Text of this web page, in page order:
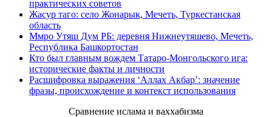
практических советов
Жасур таго: село Жонарык, Мечеть, Туркестанская
область
Ммро Утяш Дум РБ: деревня Нижнеутяшево, Мечеть,
Республика Башкортостан
Кто был главным вождем Татаро-Монгольского ига:
исторические факты и личности
Расшифровка выражения ‘Аллах Акбар’: значение
фразы, происхождение и контекст использования
Сравнение ислама и ваххабизма